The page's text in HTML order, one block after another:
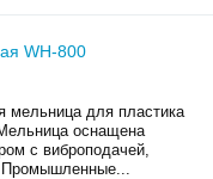
WH-800
мельница для пластика
оснащена
с виброподачей,
Промышленные...